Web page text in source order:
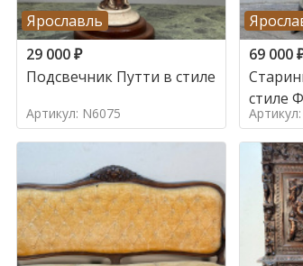
Ярославль
29 000₽
Подсвечник Путти в стиле
Артикул: N6075
69 000